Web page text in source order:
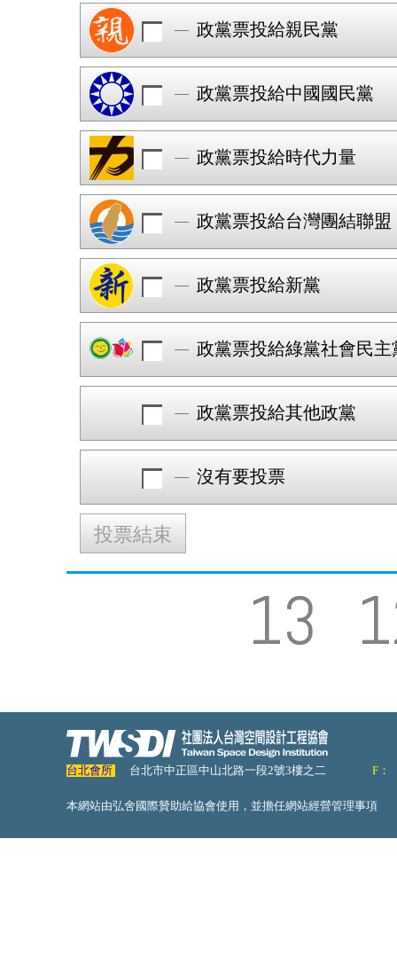
政黨票投給親民黨
政黨票投給中國國民黨
政黨票投給時代力量
政黨票投給台灣團結聯盟
政黨票投給新黨
政黨票投給綠黨社會民
政黨票投給其他政黨
沒有要投票
投票結束
13
台北會所 台北市中正區中山北路一段2號3樓之二 F：
本網站由弘舍國際贊助給協會使用，並擔任網站經營管理事項